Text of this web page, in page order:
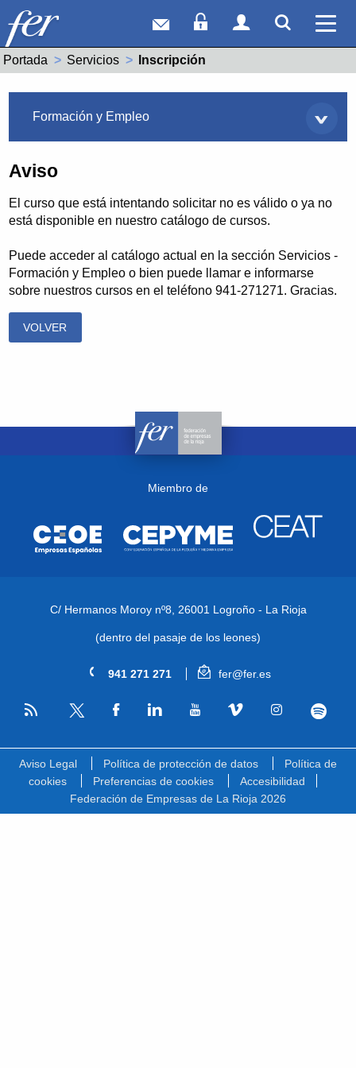
Correo webAcceso Socios
Acceso
Portada Servicios Actual:
Inscripción
Formación y Empleo
Aviso
El curso que está intentando solicitar no es válido o ya no
está disponible en nuestro catálogo de cursos.
Puede acceder al catálogo actual en la sección Servicios -
Formación y Empleo o bien puede llamar e informarse
sobre nuestros cursos en el teléfono 941-271271. Gracias.
VOLVER
Miembro de
C/ Hermanos Moroy nº8, 26001 Logroño - La Rioja
(dentro del pasaje de los leones)
941 271 271 fer@fer.es
RSS
Aviso Legal Política de protección de datos
Política de
cookies
Preferencias de cookies
Accesibilidad
Federación de Empresas de La Rioja 2026